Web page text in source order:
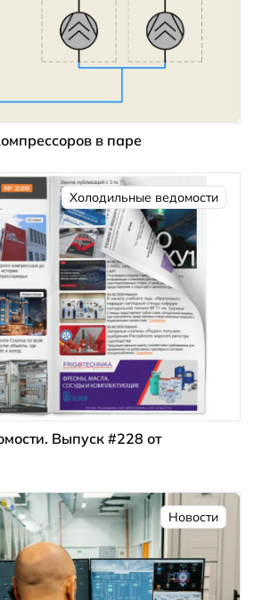
в паре
Холодильные ведомости
Выпуск #228 от
Новости